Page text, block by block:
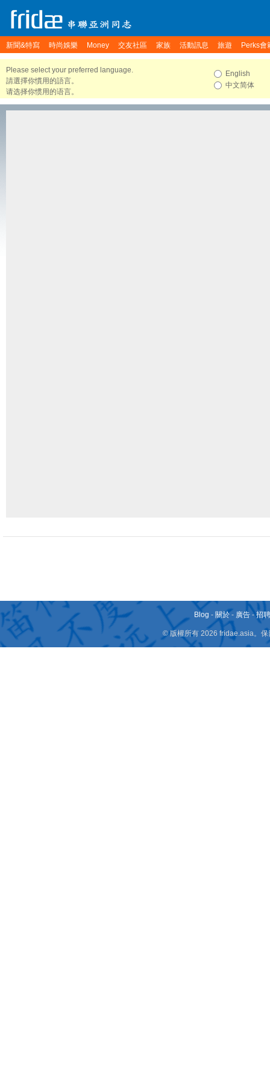
新聞&特寫 時尚娛樂 Money 交友社區 家族 活動訊息 旅遊 Perks會
Please select your preferred language.
請選擇你慣用的語言。
请选择你惯用的语言。
English
中文简体
Blog - 關於 - 廣告 -招
© 版權所有 2026 fridae.asia。